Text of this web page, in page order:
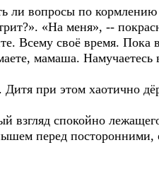
ли вопросы по кормлению
«На меня», --
Всему своё время.
мамаша.
при этом хаотично
спокойно
перед посторонними,